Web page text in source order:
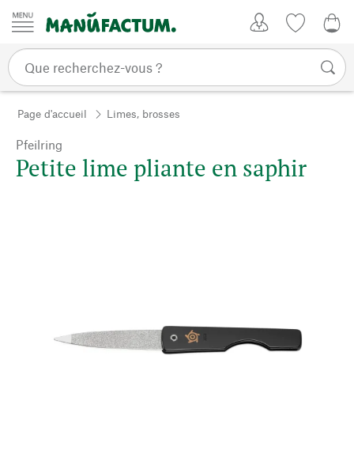
Passer au contenu
Page d'accueil Limes, brosses
Pfeilring
Petite lime pliante en saphir